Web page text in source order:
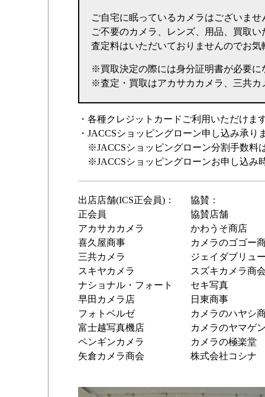
ご自宅に眠っているカメラはございませ
ご不要のカメラ、レンズ、用品、買取い
査定料はいただいておりませんのでお
※買取決定の際には身分証明書が必要に
※査定・買取はアカサカカメラ、三共カ
・各種クレジットカードご利用いただけま
・JACCSショッピングローン申し込み承り
※JACCSショッピングローン分割手数料
※JACCSショッピングローンお申し込み
出店店舗(ICS正会員)：
正会員
アカサカカメラ
喜久屋商事
三共カメラ
スキヤカメラ
ナショナル・フォート
早田カメラ店
フォトベルゼ
富士越写真機店
ペンギンカメラ
矢倉カメラ商会
協賛：
協賛店舗
かわうそ商店
カメラのゴゴー
ジェイダブリュ
スズキカメラ商
セキ写真
日東商事
カメラのハヤシ
カメラのヤマゲ
カメラの極楽堂
株式会社コシナ